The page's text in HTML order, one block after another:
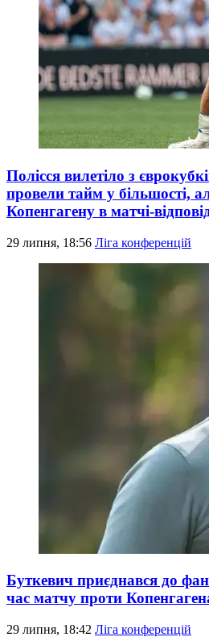
Полісся вилетіло з
провели тайм у більшості,
Копенгагену в матчі-
29 липня, 18:56 Ліга конференцій
Буткевич приєднався до
час матчу проти
29 липня, 18:42 Ліга конференцій